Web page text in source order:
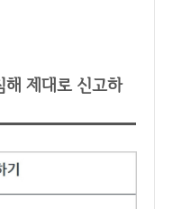
제대로 신고하